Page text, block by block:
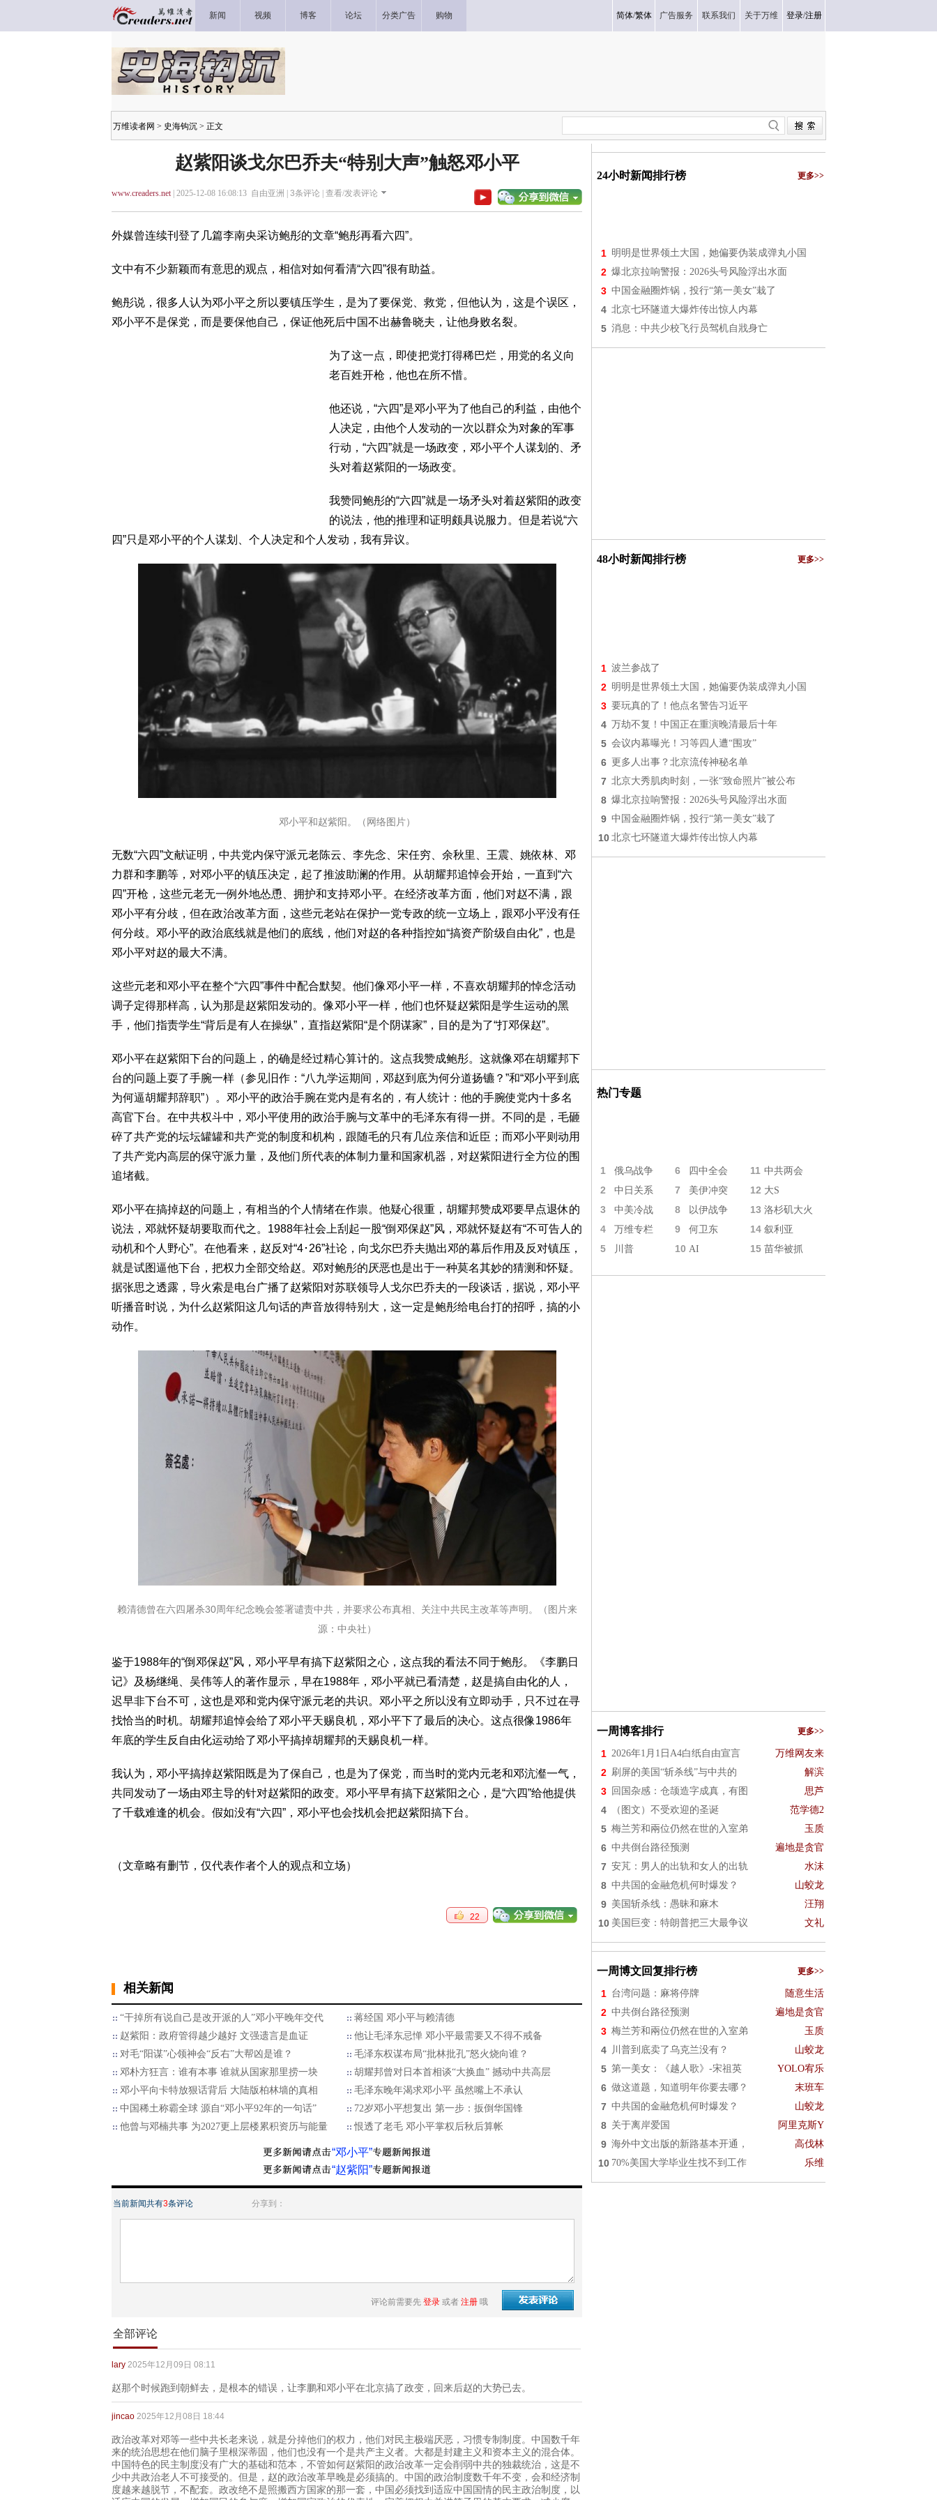
新闻 视频 博客 论坛 分类广告 购物 简体/繁体 广告服务 联系我们 关于万维 登录/注册
万维读者网 > 史海钩沉 > 正文
赵紫阳谈戈尔巴乔夫“特别大声”触怒邓小平
www.creaders.net| 2025-12-08 16:08:13 自由亚洲 | 3条评论 | 查看/发表评论
外媒曾连续刊登了几篇李南央采访鲍彤的文章“鲍彤再看六四”。
文中有不少新颖而有意思的观点，相信对如何看清“六四”很有助益。
鲍彤说，很多人认为邓小平之所以要镇压学生，是为了要保党、救党，但他认为，这是个误区，
邓小平不是保党，而是要保他自己，保证他死后中国不出赫鲁晓夫，让他身败名裂。
为了这一点，即使把党打得稀巴烂，用党的名义向
老百姓开枪，他也在所不惜。
他还说，“六四”是邓小平为了他自己的利益，由他个
人决定，由他个人发动的一次以群众为对象的军事
行动，“六四”就是一场政变，邓小平个人谋划的、矛
头对着赵紫阳的一场政变。
我赞同鲍彤的“六四”就是一场矛头对着赵紫阳的政变
的说法，他的推理和证明颇具说服力。但是若说“六
四”只是邓小平的个人谋划、个人决定和个人发动，我有异议。
邓小平和赵紫阳。（网络图片）
无数“六四”文献证明，中共党内保守派元老陈云、李先念、宋任穷、余秋里、王震、姚依林、邓
力群和李鹏等，对邓小平的镇压决定，起了推波助澜的作用。从胡耀邦追悼会开始，一直到“六
四”开枪，这些元老无一例外地怂恿、拥护和支持邓小平。在经济改革方面，他们对赵不满，跟
邓小平有分歧，但在政治改革方面，这些元老站在保护一党专政的统一立场上，跟邓小平没有任
何分歧。邓小平的政治底线就是他们的底线，他们对赵的各种指控如“搞资产阶级自由化”，也是
邓小平对赵的最大不满。
这些元老和邓小平在整个“六四”事件中配合默契。他们像邓小平一样，不喜欢胡耀邦的悼念活动
调子定得那样高，认为那是赵紫阳发动的。像邓小平一样，他们也怀疑赵紫阳是学生运动的黑
手，他们指责学生“背后是有人在操纵”，直指赵紫阳“是个阴谋家”，目的是为了“打邓保赵”。
邓小平在赵紫阳下台的问题上，的确是经过精心算计的。这点我赞成鲍彤。这就像邓在胡耀邦下
台的问题上耍了手腕一样（参见旧作：“八九学运期间，邓赵到底为何分道扬镳？”和“邓小平到底
为何逼胡耀邦辞职”）。邓小平的政治手腕在党内是有名的，有人统计：他的手腕使党内十多名
高官下台。在中共权斗中，邓小平使用的政治手腕与文革中的毛泽东有得一拼。不同的是，毛砸
碎了共产党的坛坛罐罐和共产党的制度和机构，跟随毛的只有几位亲信和近臣；而邓小平则动用
了共产党内高层的保守派力量，及他们所代表的体制力量和国家机器，对赵紫阳进行全方位的围
追堵截。
邓小平在搞掉赵的问题上，有相当的个人情绪在作祟。他疑心很重，胡耀邦赞成邓要早点退休的
说法，邓就怀疑胡要取而代之。1988年社会上刮起一股“倒邓保赵”风，邓就怀疑赵有“不可告人的
动机和个人野心”。在他看来，赵反对“4･26”社论，向戈尔巴乔夫抛出邓的幕后作用及反对镇压，
就是试图逼他下台，把权力全部交给赵。邓对鲍彤的厌恶也是出于一种莫名其妙的猜测和怀疑。
据张思之透露，导火索是电台广播了赵紫阳对苏联领导人戈尔巴乔夫的一段谈话，据说，邓小平
听播音时说，为什么赵紫阳这几句话的声音放得特别大，这一定是鲍彤给电台打的招呼，搞的小
动作。
赖清德曾在六四屠杀30周年纪念晚会签署谴责中共，并要求公布真相、关注中共民主改革等声明。（图片来
源：中央社）
鉴于1988年的“倒邓保赵”风，邓小平早有搞下赵紫阳之心，这点我的看法不同于鲍彤。《李鹏日
记》及杨继绳、吴伟等人的著作显示，早在1988年，邓小平就已看清楚，赵是搞自由化的人，
迟早非下台不可，这也是邓和党内保守派元老的共识。邓小平之所以没有立即动手，只不过在寻
找恰当的时机。胡耀邦追悼会给了邓小平天赐良机，邓小平下了最后的决心。这点很像1986年
年底的学生反自由化运动给了邓小平搞掉胡耀邦的天赐良机一样。
我认为，邓小平搞掉赵紫阳既是为了保自己，也是为了保党，而当时的党内元老和邓沆瀣一气，
共同发动了一场由邓主导的针对赵紫阳的政变。邓小平早有搞下赵紫阳之心，是“六四”给他提供
了千载难逢的机会。假如没有“六四”，邓小平也会找机会把赵紫阳搞下台。
（文章略有删节，仅代表作者个人的观点和立场）
22
相关新闻
“干掉所有说自己是改开派的人”邓小平晚年交代
蒋经国 邓小平与赖清德
赵紫阳：政府管得越少越好 文强遗言是血证
他让毛泽东忌惮 邓小平最需要又不得不戒备
对毛“阳谋”心领神会“反右”大帮凶是谁？
毛泽东权谋布局“批林批孔”怒火烧向谁？
邓朴方狂言：谁有本事 谁就从国家那里捞一块
胡耀邦曾对日本首相谈“大换血” 撼动中共高层
邓小平向卡特放狠话背后 大陆版柏林墙的真相
毛泽东晚年渴求邓小平 虽然嘴上不承认
中国稀土称霸全球 源自“邓小平92年的一句话”
72岁邓小平想复出 第一步：扳倒华国锋
他曾与邓楠共事 为2027更上层楼累积资历与能量
恨透了老毛 邓小平掌权后秋后算帐
“邓小平”
“赵紫阳”
当前新闻共有3条评论 分享到：
评论前需要先 登录 或者 注册 哦
全部评论
lary 2025年12月09日 08:11
赵那个时候跑到朝鲜去，是根本的错误，让李鹏和邓小平在北京搞了政变，回来后赵的大势已去。
jincao 2025年12月08日 18:44
政治改革对邓等一些中共长老来说，就是分掉他们的权力，他们对民主极端厌恶，习惯专制制度。中国数千年
来的统治思想在他们脑子里根深蒂固，他们也没有一个是共产主义者。大都是封建主义和资本主义的混合体。
中国特色的民主制度没有广大的基础和范本，不管如何赵紫阳的政治改革一定会削弱中共的独裁统治，这是不
少中共政治老人不可接受的。但是，赵的政治改革早晚是必须搞的。中国的政治制度数千年不变，会和经济制
度越来越脱节，不配套。政改绝不是照搬西方国家的那一套，中国必须找到适应中国国情的民主政治制度，以
24小时新闻排行榜 更多>>
1 明明是世界领土大国，她偏要伪装成弹丸小国
2 爆北京拉响警报：2026头号风险浮出水面
3 中国金融圈炸锅，投行“第一美女”栽了
4 北京七环隧道大爆炸传出惊人内幕
5 消息：中共少校飞行员驾机自戕身亡
48小时新闻排行榜 更多>>
1 波兰参战了
2 明明是世界领土大国，她偏要伪装成弹丸小国
3 要玩真的了！他点名警告习近平
4 万劫不复！中国正在重演晚清最后十年
5 会议内幕曝光！习等四人遭“围攻”
6 更多人出事？北京流传神秘名单
7 北京大秀肌肉时刻，一张“致命照片”被公布
8 爆北京拉响警报：2026头号风险浮出水面
9 中国金融圈炸锅，投行“第一美女”栽了
10 北京七环隧道大爆炸传出惊人内幕
热门专题
1 俄乌战争 6 四中全会 11 中共两会
2 中日关系 7 美伊冲突 12 大S
3 中美冷战 8 以伊战争 13 洛杉矶大火
4 万维专栏 9 何卫东 14 叙利亚
5 川普 10 AI 15 苗华被抓
一周博客排行 更多>>
1 2026年1月1日A4白纸自由宣言 万维网友来
2 刷屏的美国“斩杀线”与中共的 解滨
3 回国杂感：仓颉造字成真，有图 思芦
4 （图文）不受欢迎的圣诞 范学德2
5 梅兰芳和兩位仍然在世的入室弟 玉质
6 中共倒台路径预测 遍地是贪官
7 安芃：男人的出轨和女人的出轨 水沫
8 中共国的金融危机何时爆发？ 山蛟龙
9 美国斩杀线：愚昧和麻木 汪翔
10 美国巨变：特朗普把三大最争议 文礼
一周博文回复排行榜 更多>>
1 台湾问题：麻将停牌 随意生活
2 中共倒台路径预测 遍地是贪官
3 梅兰芳和兩位仍然在世的入室弟 玉质
4 川普到底卖了乌克兰没有？ 山蛟龙
5 第一美女：《越人歌》-宋祖英 YOLO宥乐
6 做这道题，知道明年你要去哪？ 末班车
7 中共国的金融危机何时爆发？ 山蛟龙
8 关于离岸爱国 阿里克斯Y
9 海外中文出版的新路基本开通， 高伐林
10 70%美国大学毕业生找不到工作 乐维